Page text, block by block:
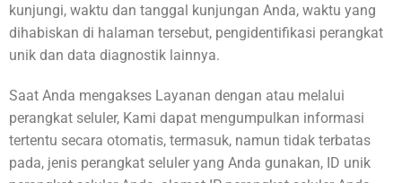
kunjungi, waktu dan tanggal kunjungan Anda, waktu yang
dihabiskan di halaman tersebut, pengidentifikasi perangkat
unik dan data diagnostik lainnya.
Saat Anda mengakses Layanan dengan atau melalui
perangkat seluler, Kami dapat mengumpulkan informasi
tertentu secara otomatis, termasuk, namun tidak terbatas
pada, jenis perangkat seluler yang Anda gunakan, ID unik